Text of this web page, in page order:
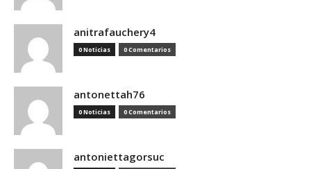
anitrafauchery4
0 Noticias 0 Comentarios
antonettah76
0 Noticias 0 Comentarios
antoniettagorsuc